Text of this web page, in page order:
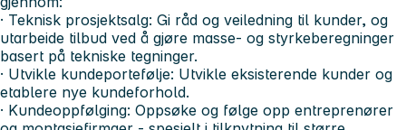
· Teknisk prosjektsalg: Gi råd og veiledning til kunder, og
utarbeide tilbud ved å gjøre masse- og styrkeberegninger
basert på tekniske tegninger.
· Utvikle kundeportefølje: Utvikle eksisterende kunder og
etablere nye kundeforhold.
· Kundeoppfølging: Oppsøke og følge opp entreprenører